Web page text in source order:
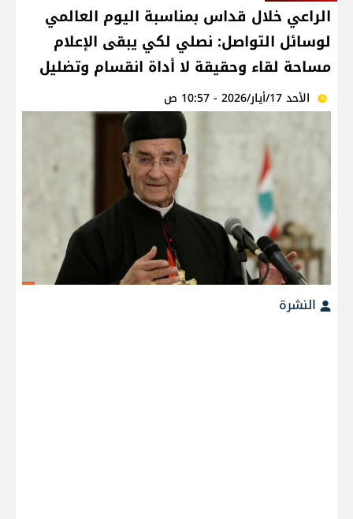
الراعي خلال قداس بمناسبة اليوم العالمي
لوسائل التواصل: نصلي لكي يبقى الإعلام
مساحة لقاء وحقيقة لا أداة انقسام وتضليل
الأحد 17/أيار/2026 - 10:57 ص
النشرة